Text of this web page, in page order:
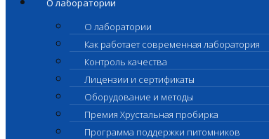
О лаборатории
О лаборатории
Как работает современная лаборатория
Контроль качества
Лицензии и сертификаты
Оборудование и методы
Премия Хрустальная пробирка
Программа поддержки питомников